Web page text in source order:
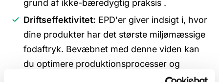
grund af ikke-bæredygtig praksis .
Driftseffektivitet: EPD'er giver indsigt i, hvor
dine produkter har det største miljømæssige
fodaftryk. Bevæbnet med denne viden kan
du optimere produktionsprocesser og